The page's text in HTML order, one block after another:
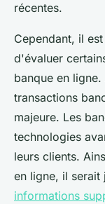
récentes.
Cependant, il
d'évaluer
banque en
transactions
majeure. Les
technologies
leurs clients.
en ligne, il serait
informations